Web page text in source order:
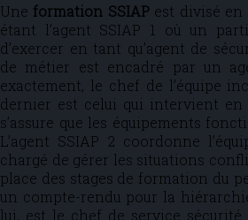
Une formation SSIAP est divisé en
étant l’agent SSIAP 1 où un
d’exercer en tant qu’agent de
de métier est encadré par un
exactement, le chef de l’équipe
dernier est celui qui intervient en
s’assure que les équipements
L’agent SSIAP 2 coordonne
chargé de gérer les situations
place des stages de formation du
un compte-rendu pour la
lui, est le chef de service